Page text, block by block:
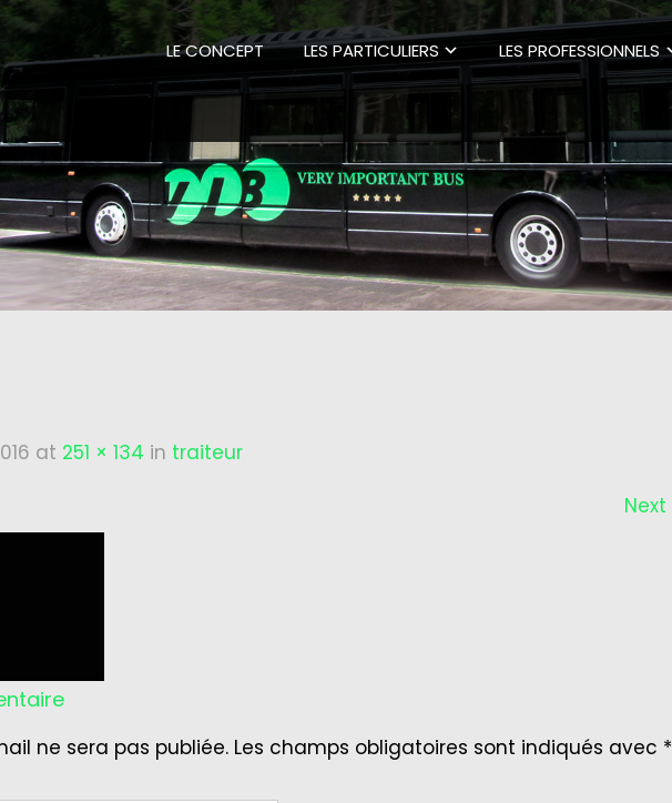
LE CONCEPT LES PARTICULIERS LES PROFESSIONNELS
at 251 × 134 in traiteur
Next
ne sera pas publiée. Les champs obligatoires sont indiqués avec *